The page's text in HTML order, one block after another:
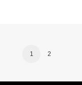
1 2